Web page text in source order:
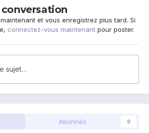
et vous enregistrez plus tard. Si
connectez-vous maintenant pour poster.
sujet…
Abonnés 0